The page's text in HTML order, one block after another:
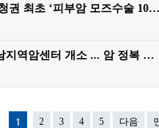
권 최초 ‘피부암 모즈수술 10…
지역암센터 개소 ... 암 정복 …
1 2 3 4 5 다음